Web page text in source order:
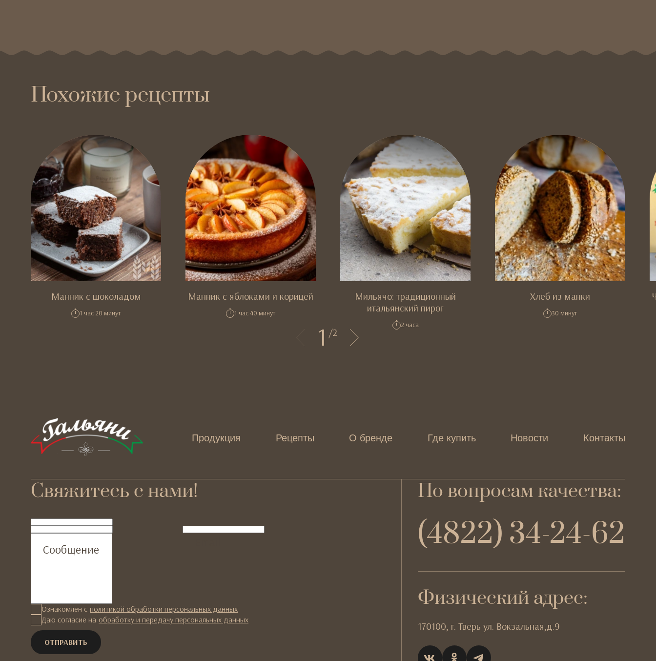
Похожие рецепты
Манник с шоколадом
1 час 20 минут
Манник с яблоками и корицей
1 час 40 минут
Мильячо: традиционный
итальянский пирог
2 часа
Хлеб из манки
30 минут
1 /2
Продукция Рецепты О бренде Где купить Новости Контакты
Свяжитесь с нами!
ФИО
Телефон
Сообщение
Ознакомлен с политикой обработки персональных данных
Даю согласие на обработку и передачу персональных данных
По вопросам качества:
(4822) 34-24-62
Физический адрес:
170100, г. Тверь ул. Вокзальная,д.9